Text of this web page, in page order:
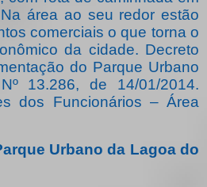
área ao seu redor estão
comerciais o que torna o
da cidade. Decreto
do Parque Urbano
13.286, de 14/01/2014.
dos Funcionários – Área
Urbano da Lagoa do